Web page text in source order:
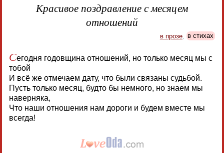
Красивое поздравление с месяцем
отношений
в прозе, в стихах
Сегодня годовщина отношений, но только месяц мы с
тобой
И всё же отмечаем дату, что были связаны судьбой.
Пусть только месяц, будто бы немного, но знаем мы
наверняка,
Что наши отношения нам дороги и будем вместе мы
всегда!